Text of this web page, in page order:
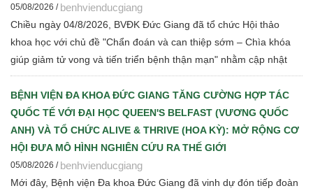
05/08/2026 / benhvienducgiang
Chiều ngày 04/8/2026, BVĐK Đức Giang đã tổ chức Hội thảo
khoa học với chủ đề "Chẩn đoán và can thiệp sớm – Chìa khóa
giúp giảm tử vong và tiến triển bệnh thận mạn" nhằm cập nhật
những tiến bộ mới trong chẩn đoán, điều trị và quản lý bệnh thận
mạn cho đội ngũ cán bộ y tế.
BỆNH VIỆN ĐA KHOA ĐỨC GIANG TĂNG CƯỜNG HỢP TÁC
QUỐC TẾ VỚI ĐẠI HỌC QUEEN'S BELFAST (VƯƠNG QUỐC
ANH) VÀ TỔ CHỨC ALIVE & THRIVE (HOA KỲ): MỞ RỘNG CƠ
HỘI ĐƯA MÔ HÌNH NGHIÊN CỨU RA THẾ GIỚI
05/08/2026 / benhvienducgiang
Mới đây, Bệnh viện Đa khoa Đức Giang đã vinh dự đón tiếp đoàn